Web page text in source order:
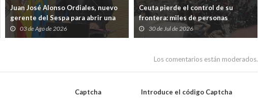
Juan José Alonso Ordiales, nuevo
gerente del Sespa para abrir una
etapa marcada por el diálogo con
los profesionales
03 de Ago de 2026
Ceuta pierde el control de su
frontera: miles de personas
desbordan el Tarajal y ponen a
España ante una crisis de Estado
30 de Jul de 2026
Los comentarios están moderados.
Captcha Introduce el código Captcha